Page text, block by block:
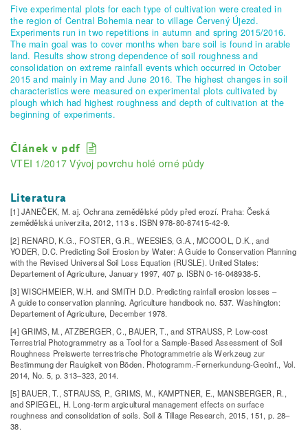
Five experimental plots for each type of cultivation were created in
the region of Central Bohemia near to village Červený Újezd.
Experiments run in two repetitions in autumn and spring 2015/2016.
The main goal was to cover months when bare soil is found in arable
land. Results show strong dependence of soil roughness and
consolidation on extreme rainfall events which occurred in October
2015 and mainly in May and June 2016. The highest changes in soil
characteristics were measured on experimental plots cultivated by
plough which had highest roughness and depth of cultivation at the
beginning of experiments.
Článek v pdf
VTEI 1/2017 Vývoj povrchu holé orné půdy
Literatura
[1] JANEČEK, M. aj. Ochrana zemědělské půdy před erozí. Praha: Česká
zemědělská univerzita, 2012, 113 s. ISBN 978-80-87415-42-9.
[2] RENARD, K.G., FOSTER, G.R., WEESIES, G.A., MCCOOL, D.K., and
YODER, D.C. Predicting Soil Erosion by Water: A Guide to Conservation Planning
with the Revised Universal Soil Loss Equation (RUSLE). United States:
Departement of Agriculture, January 1997, 407 p. ISBN 0-16-048938-5.
[3] WISCHMEIER, W.H. and SMITH D.D. Predicting rainfall erosion losses –
A guide to conservation planning. Agriculture handbook no. 537. Washington:
Departement of Agriculture, December 1978.
[4] GRIMS, M., ATZBERGER, C., BAUER, T., and STRAUSS, P. Low­‑cost
Terrestrial Photogrammetry as a Tool for a Sample­‑Based Assessment of Soil
Roughness Preiswerte terrestrische Photogrammetrie als Werkzeug zur
Bestimmung der Rauigkeit von Böden. Photogramm.-Fernerkundung­‑Geoinf., Vol.
2014, No. 5, p. 313–323, 2014.
[5] BAUER, T., STRAUSS, P., GRIMS, M., KAMPTNER, E., MANSBERGER, R.,
and SPIEGEL, H. Long­‑term argicultural management effects on surface
roughness and consolidation of soils. Soil & Tillage Research, 2015, 151, p. 28–
38.